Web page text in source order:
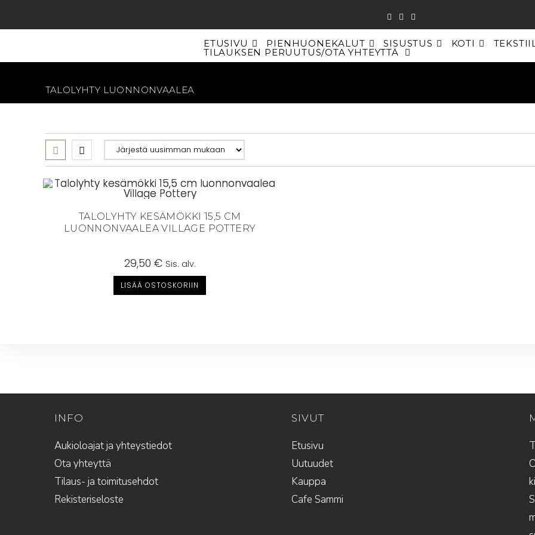
ETUSIVU PIENHUONEKALUT SISUSTUS KOTI
TILAUKSEN PERUUTUS/OTA YHTEYTTÄ TOGGLE
WEBSITE
TALOLYHTY LUONNONVAALEA
TALOLYHTY KESÄMÖKKI 15,5 CM
LUONNONVAALEA VILLAGE POTTERY
29,50 € Sis. alv.
LISÄÄ OSTOSKORIIN
INFO
Aukioloajat ja yhteystiedot
Ota yhteyttä
Tilaus- ja toimitusehdot
Rekisteriseloste
SIVUT
Etusivu
Uutuudet
Kauppa
Cafe Sammi